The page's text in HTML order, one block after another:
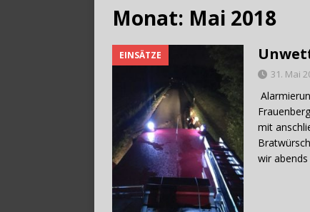
Monat: Mai 2018
EINSÄTZE
31. Mai
mit
wir